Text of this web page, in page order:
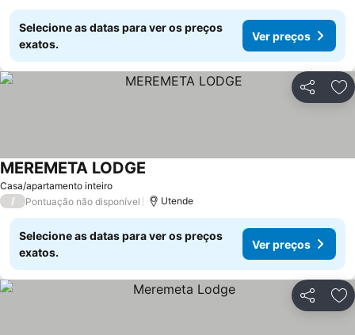
Selecione as datas para ver os preços
exatos.
Ver preços
Partilhar
Casa/apartamento inteiro
MEREMETA LODGE
/ Pontuação não disponível Utende
Selecione as datas para ver os preços
exatos.
Ver preços
Partilhar